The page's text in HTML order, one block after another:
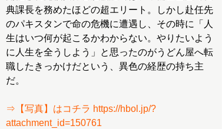
典課長を務めたほどの超エリート。しかし赴任先
のパキスタンで命の危機に遭遇し、その時に「人
生はいつ何が起こるかわからない。やりたいよう
に人生を全うしよう」と思ったのがうどん屋へ転
職したきっかけだという、異色の経歴の持ち主
だ。
⇒【写真】はコチラ https://hbol.jp/?
attachment_id=150761